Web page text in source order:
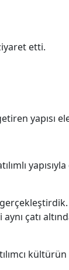
etti.
yapısı ele
çatı